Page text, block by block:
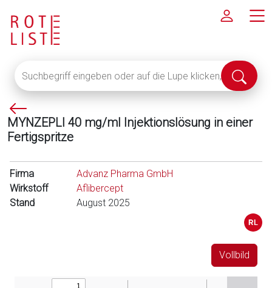
eingeben
oder
auf
die
Lupe
um
alle
Fachinformationen
Suche
P
f
e
l
l
i
n
MYNZEPLI 40 mg/ml Injektionslösung in einer
Fertigspritze
Firma
Advanz Pharma GmbH
Wirkstoff
Aflibercept
Stand
August 2025
Vollbild